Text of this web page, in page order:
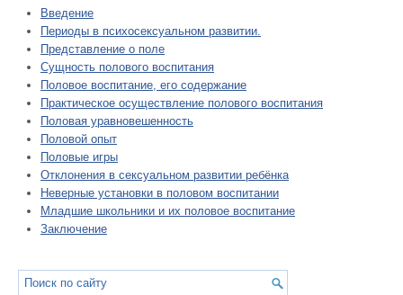
Введение
Периоды в психосексуальном развитии.
Представление о поле
Сущность полового воспитания
Половое воспитание, его содержание
Практическое осуществление полового воспитания
Половая уравновешенность
Половой опыт
Половые игры
Отклонения в сексуальном развитии ребёнка
Неверные установки в половом воспитании
Младшие школьники и их половое воспитание
Заключение